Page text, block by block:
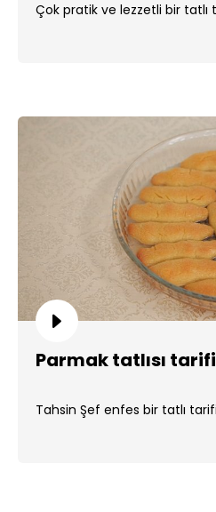
Çok pratik ve lezzetli bir tatlı
Parmak tatlısı
Tahsin Şef enfes bir tatlı